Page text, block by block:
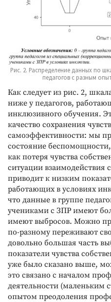
Рис. 2. Распределение данных по
педагогов с разным
Как следует из рис. 2,
ниже у педагогов,
инклюзивного обучения.
качество сохранения
самоэффективности: мы
состояние
как потеря чувства
ситуации взаимодействия
приводит к низким
работающих в условиях
что данные в группе
учениками с ЗПР имеют
имеют выбросов. Можно
по-разному переживают
довольно большая часть
показатели чувства
уже было сказано выше,
это связано с началом
деятельности (маленьким
опытом преодоления